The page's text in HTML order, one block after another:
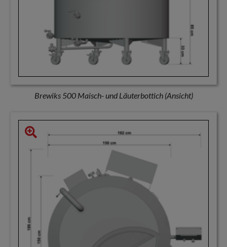
Brewiks 500 Maisch- und Läuterbottich (Ansicht)